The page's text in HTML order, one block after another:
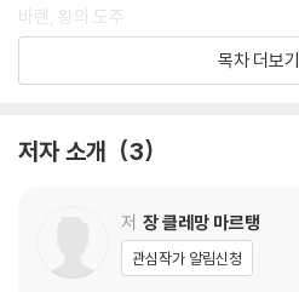
바렌, 왕의 도주
1792년 8월 10일, 제2의 혁명
교회의 위기와 전국신분회
식민지와 노예제 폐지
목차 더보기
저자 소개 3
저 장 클레망 마르탱
관심작가 알림신청